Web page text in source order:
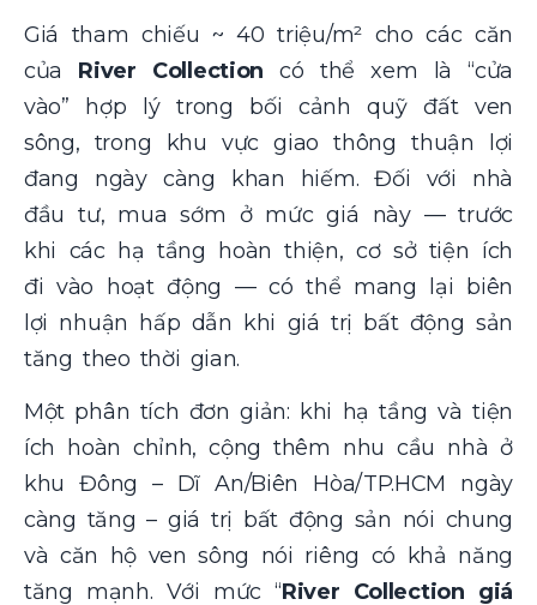
Giá tham chiếu ~ 40 triệu/m² cho các căn
của River Collection có thể xem là “cửa
vào” hợp lý trong bối cảnh quỹ đất ven
sông, trong khu vực giao thông thuận lợi
đang ngày càng khan hiếm. Đối với nhà
đầu tư, mua sớm ở mức giá này — trước
khi các hạ tầng hoàn thiện, cơ sở tiện ích
đi vào hoạt động — có thể mang lại biên
lợi nhuận hấp dẫn khi giá trị bất động sản
tăng theo thời gian.
Một phân tích đơn giản: khi hạ tầng và tiện
ích hoàn chỉnh, cộng thêm nhu cầu nhà ở
khu Đông – Dĩ An/Biên Hòa/TP.HCM ngày
càng tăng – giá trị bất động sản nói chung
và căn hộ ven sông nói riêng có khả năng
tăng mạnh. Với mức “River Collection giá